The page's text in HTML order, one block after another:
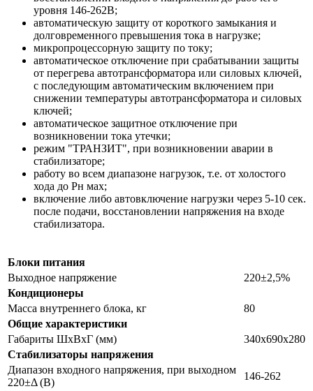
уровня 146-262В;
автоматическую защиту от короткого замыкания и
долговременного превышения тока в нагрузке;
микропроцессорную защиту по току;
автоматическое отключение при срабатывании защиты
от перегрева автотрансформатора или силовых ключей,
с последующим автоматическим включением при
снижении температуры автотрансформатора и силовых
ключей;
автоматическое защитное отключение при
возникновении тока утечки;
режим "ТРАНЗИТ", при возникновении аварии в
стабилизаторе;
работу во всем диапазоне нагрузок, т.е. от холостого
хода до Рн мах;
включение либо автовключение нагрузки через 5-10 сек.
после подачи, восстановлении напряжения на входе
стабилизатора.
Блоки питания
Выходное напряжение
220±2,5%
Кондиционеры
Масса внутреннего блока, кг
80
Общие характеристики
Габариты ШxВxГ (мм)
340x690x280
Стабилизаторы напряжения
Диапазон входного напряжения, при выходном
220±Δ (В)
146-262